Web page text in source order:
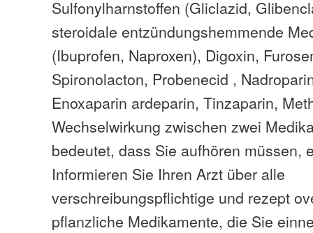
Sulfonylharnstoffen (Gliclazid,
steroidale entzündungshemmende
(Ibuprofen, Naproxen), Digoxin,
Spironolacton, Probenecid ,
Enoxaparin ardeparin, Tinzaparin,
Wechselwirkung zwischen zwei
bedeutet, dass Sie aufhören müssen,
Informieren Sie Ihren Arzt über alle
verschreibungspflichtige und rezept
pflanzliche Medikamente, die Sie